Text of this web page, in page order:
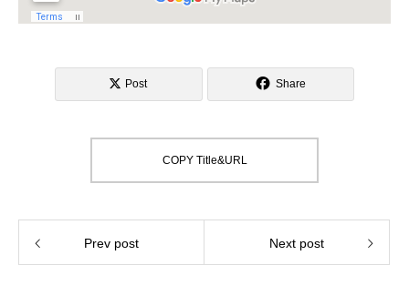
Post Share
COPY Title&URL
Prev post Next post